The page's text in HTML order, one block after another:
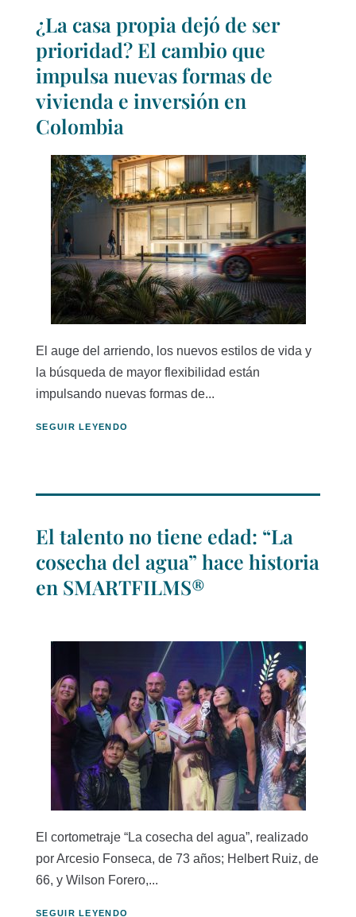
¿La casa propia dejó de ser
prioridad? El cambio que
impulsa nuevas formas de
vivienda e inversión en
Colombia
El auge del arriendo, los nuevos estilos de vida y
la búsqueda de mayor flexibilidad están
impulsando nuevas formas de...
SEGUIR LEYENDO
El talento no tiene edad: “La
cosecha del agua” hace historia
en SMARTFILMS®
El cortometraje “La cosecha del agua”, realizado
por Arcesio Fonseca, de 73 años; Helbert Ruiz, de
66, y Wilson Forero,...
SEGUIR LEYENDO